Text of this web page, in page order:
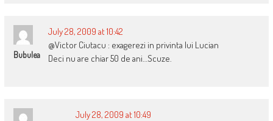
Bubulea
July 28, 2009 at 10:42
@Victor Ciutacu : exagerezi in privinta lui Lucian
Deci nu are chiar 50 de ani…Scuze.
July 28, 2009 at 10:49